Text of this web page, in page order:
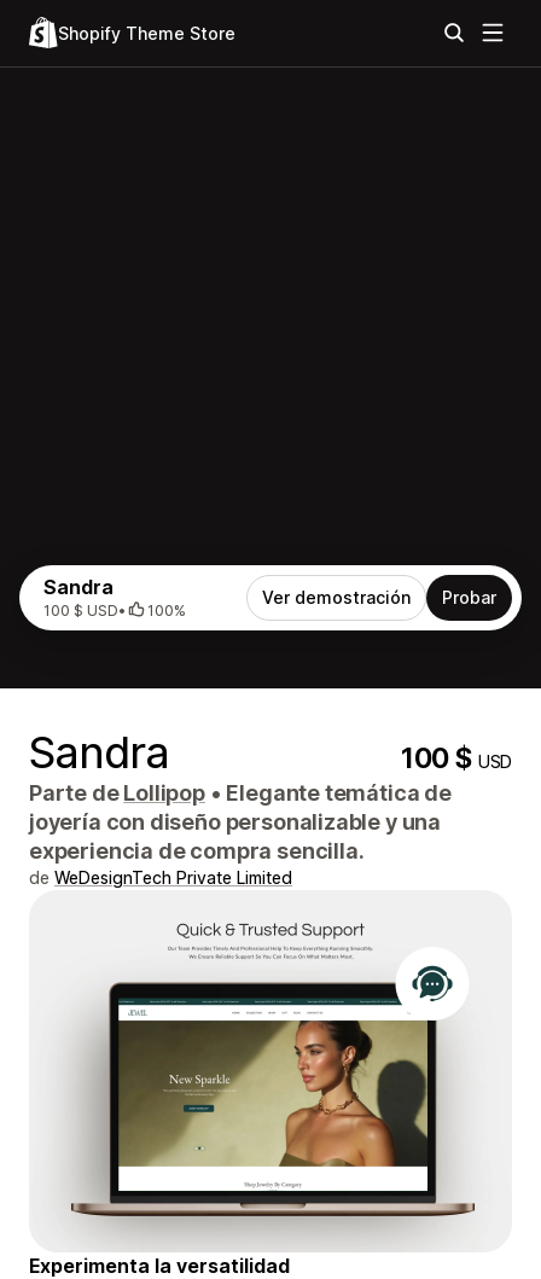
Shopify Theme Store
Sandra
100 $ USD• 100%
Ver demostración Probar
Sandra 100 $USD
Parte deLollipop • Elegante temática de
joyería con diseño personalizable y una
experiencia de compra sencilla.
de WeDesignTech Private Limited
Experimenta la versatilidad